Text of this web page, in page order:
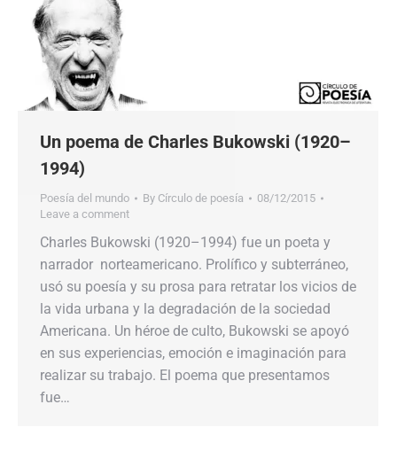
Un poema de Charles Bukowski (1920–
1994)
Poesía del mundo By Círculo de poesía
08/12/2015
Leave a comment
Charles Bukowski (1920–1994) fue un poeta y
narrador norteamericano. Prolífico y subterráneo,
usó su poesía y su prosa para retratar los vicios de
la vida urbana y la degradación de la sociedad
Americana. Un héroe de culto, Bukowski se apoyó
en sus experiencias, emoción e imaginación para
realizar su trabajo. El poema que presentamos
fue…